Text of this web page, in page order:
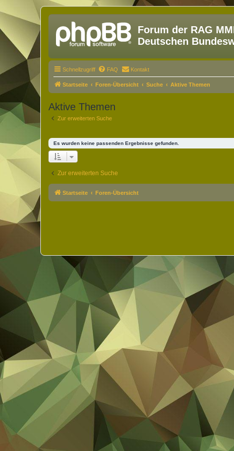
Forum der RAG
Deutschen
Schnellzugriff FAQ Kontakt
Startseite Foren-Übersicht Suche Aktive Themen
Aktive Themen
Zur erweiterten Suche
Es wurden keine passenden Ergebnisse gefunden.
Zur erweiterten Suche
Startseite Foren-Übersicht